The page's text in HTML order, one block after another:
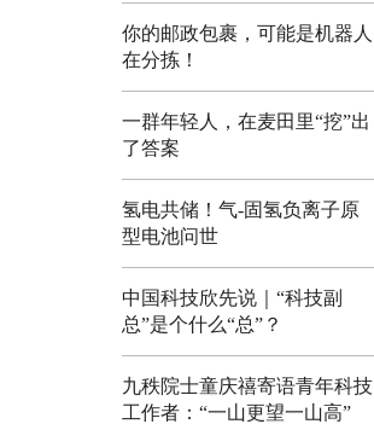
你的邮政包裹，可能是机器人
在分拣！
一群年轻人，在麦田里“挖”出
了答案
氢电共储！气-固氢负离子原
型电池问世
中国科技欣先说｜“科技副
总”是个什么“总”？
九秩院士童庆禧寄语青年科技
工作者：“一山更望一山高”